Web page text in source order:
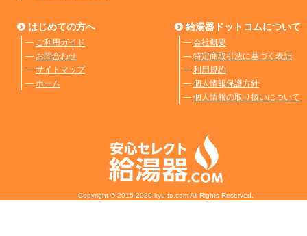
はじめての方へ
― ご利用ガイド
― お問合わせ
― サイトマップ
― ホーム
給湯器ドットコムについて
― 会社概要
― 特定商取引法に基づく表記
― 利用規約
― 個人情報保護方針
― 個人情報の取り扱いについて
Copyright © 2015-2020 kyu-to.com All Rights Reserved.